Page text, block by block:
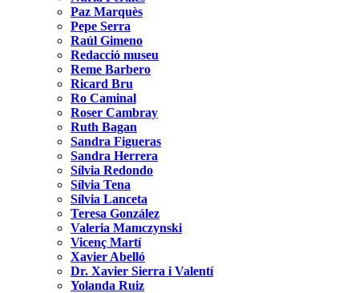
Paz Marquès
Pepe Serra
Raúl Gimeno
Redacció museu
Reme Barbero
Ricard Bru
Ro Caminal
Roser Cambray
Ruth Bagan
Sandra Figueras
Sandra Herrera
Sílvia Redondo
Sílvia Tena
Sílvia Lanceta
Teresa González
Valeria Mamczynski
Vicenç Martí
Xavier Abelló
Dr. Xavier Sierra i Valentí
Yolanda Ruiz